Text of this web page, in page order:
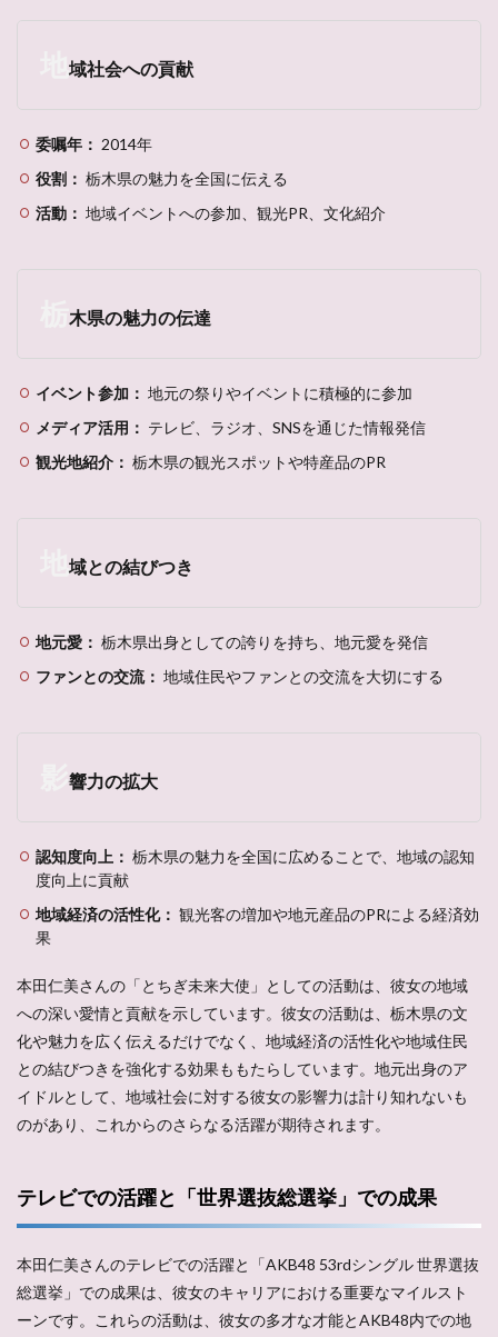
域社会への貢献
委嘱年： 2014年
役割： 栃木県の魅力を全国に伝える
活動： 地域イベントへの参加、観光PR、文化紹介
木県の魅力の伝達
イベント参加： 地元の祭りやイベントに積極的に参加
メディア活用： テレビ、ラジオ、SNSを通じた情報発信
観光地紹介： 栃木県の観光スポットや特産品のPR
域との結びつき
地元愛： 栃木県出身としての誇りを持ち、地元愛を発信
ファンとの交流： 地域住民やファンとの交流を大切にする
影響力の拡大
認知度向上： 栃木県の魅力を全国に広めることで、地域の認知
度向上に貢献
地域経済の活性化： 観光客の増加や地元産品のPRによる経済効
果
本田仁美さんの「とちぎ未来大使」としての活動は、彼女の地域
への深い愛情と貢献を示しています。彼女の活動は、栃木県の文
化や魅力を広く伝えるだけでなく、地域経済の活性化や地域住民
との結びつきを強化する効果ももたらしています。地元出身のア
イドルとして、地域社会に対する彼女の影響力は計り知れないも
のがあり、これからのさらなる活躍が期待されます。
テレビでの活躍と「世界選抜総選挙」での成果
本田仁美さんのテレビでの活躍と「AKB48 53rdシングル 世界選抜
総選挙」での成果は、彼女のキャリアにおける重要なマイルスト
ーンです。これらの活動は、彼女の多才な才能とAKB48内での地